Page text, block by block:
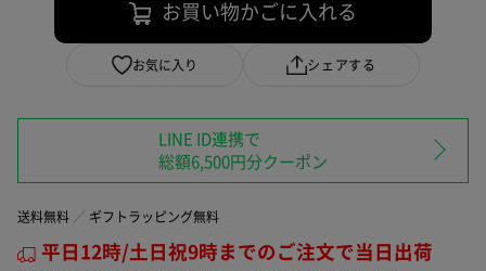
お買い物かごに入れる
お気に入り シェアする
LINE ID連携で
総額6,500円分クーポン
送料無料 ギフトラッピング無料
平日12時/土日祝9時までのご注文で当日出荷